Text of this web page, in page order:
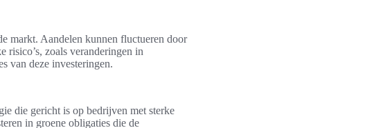
markt. Aandelen kunnen fluctueren door
risico’s, zoals veranderingen in
van deze investeringen.
die gericht is op bedrijven met sterke
in groene obligaties die de